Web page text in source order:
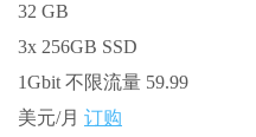
32 GB
3x 256GB SSD
1Gbit 不限流量 59.99
美元/月 订购